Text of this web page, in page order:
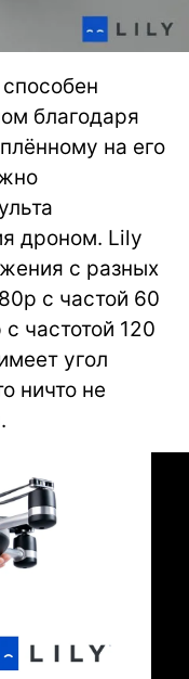
благодаря
на его
дроном. Lily
с разных
с частой 60
частотой 120
угол
ничто не